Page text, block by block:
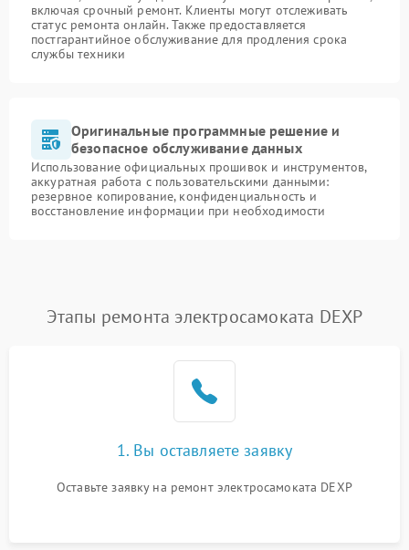
включая срочный ремонт. Клиенты могут отслеживать
статус ремонта онлайн. Также предоставляется
постгарантийное обслуживание для продления срока
службы техники
Оригинальные программные решение и
безопасное обслуживание данных
Использование официальных прошивок и инструментов,
аккуратная работа с пользовательскими данными:
резервное копирование, конфиденциальность и
восстановление информации при необходимости
Этапы ремонта электросамоката DEXP
1. Вы оставляете заявку
Оставьте заявку на ремонт электросамоката DEXP